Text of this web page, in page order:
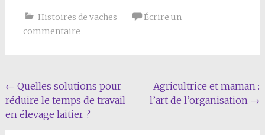
Histoires de vaches
Écrire un
commentaire
Navigation
de
l'article
← Quelles solutions pour
réduire le temps de travail
en élevage laitier ?
Agricultrice et maman :
l’art de l’organisation →